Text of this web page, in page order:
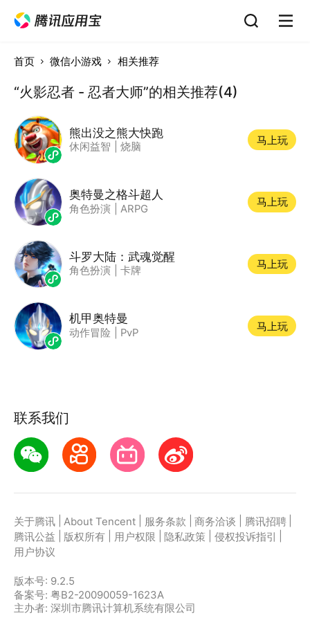
首页 微信小游戏 相关推荐
“火影忍者 - 忍者大师”的相关推荐(4)
熊出没之熊大快跑
休闲益智 烧脑
马上玩
奥特曼之格斗超人
角色扮演 ARPG
马上玩
斗罗大陆：武魂觉醒
角色扮演 卡牌
马上玩
机甲奥特曼
动作冒险 PvP
马上玩
联系我们
关于腾讯 About Tencent 服务条款 商务洽谈 腾讯招聘
腾讯公益
版权所有 用户权限 隐私政策 侵权投诉指引
用户协议
版本号: 9.2.5
备案号: 粤B2-20090059-1623A
主办者: 深圳市腾讯计算机系统有限公司